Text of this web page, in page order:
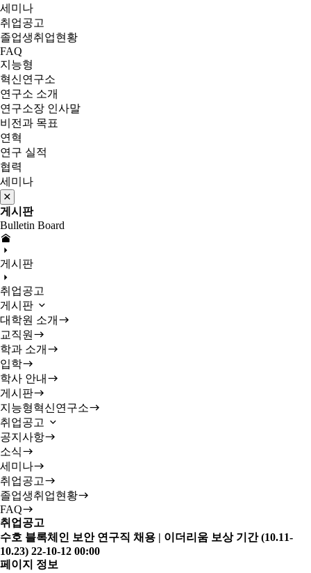
세미나
취업공고
졸업생취업현황
FAQ
지능형
혁신연구소
연구소 소개
연구소장 인사말
비전과 목표
연혁
연구 실적
협력
세미나
게시판
Bulletin Board
게시판
취업공고
게시판
대학원 소개
교직원
학과 소개
입학
학사 안내
게시판
지능형혁신연구소
취업공고
공지사항
소식
세미나
취업공고
졸업생취업현황
FAQ
취업공고
수호 블록체인 보안 연구직 채용 | 이더리움 보상 기간 (10.11-
10.23) 22-10-12 00:00
페이지 정보